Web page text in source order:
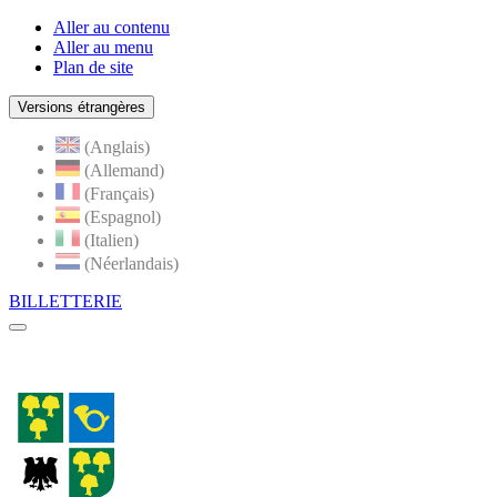
Aller au contenu
Aller au menu
Plan de site
Versions étrangères
(Anglais)
(Allemand)
(Français)
(Espagnol)
(Italien)
(Néerlandais)
BILLETTERIE
Menu